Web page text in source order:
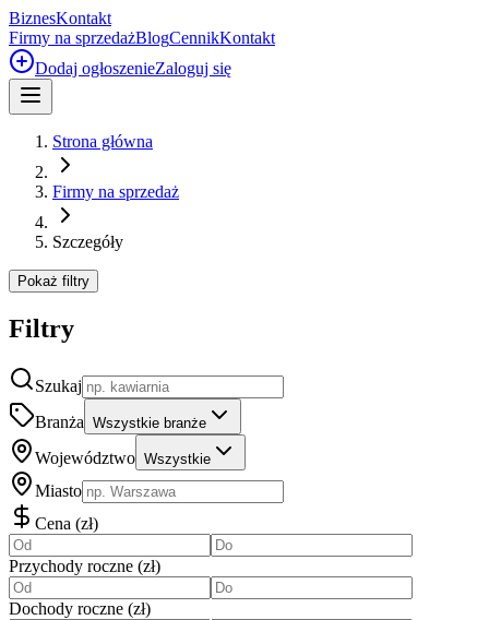
BiznesKontakt
Firmy na sprzedażBlogCennikKontakt
Dodaj ogłoszenieZaloguj się
Strona główna
Firmy na sprzedaż
Szczegóły
Pokaż filtry
Filtry
Szukaj
Branża Wszystkie branże
Województwo Wszystkie
Miasto
Cena (zł)
Przychody roczne (zł)
Dochody roczne (zł)